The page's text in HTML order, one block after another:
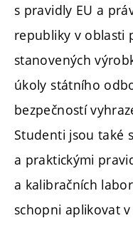
s pravidly EU a
republiky v oblasti
stanovených
úkoly státního
bezpečností
Studenti jsou také
a praktickými
a kalibračních
schopni aplikovat